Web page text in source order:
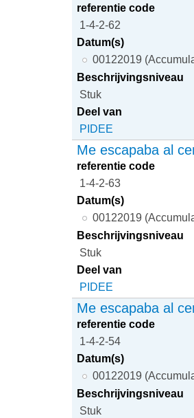
referentie code
1-4-2-62
Datum(s)
00122019
Beschrijvingsniveau
Stuk
Deel van
PIDEE
Me escapaba al
referentie code
1-4-2-63
Datum(s)
00122019
Beschrijvingsniveau
Stuk
Deel van
PIDEE
Me escapaba al
referentie code
1-4-2-54
Datum(s)
00122019
Beschrijvingsniveau
Stuk